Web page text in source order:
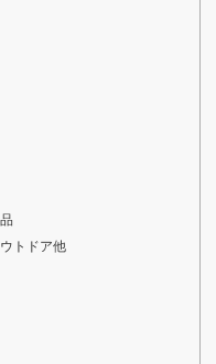
トドア他